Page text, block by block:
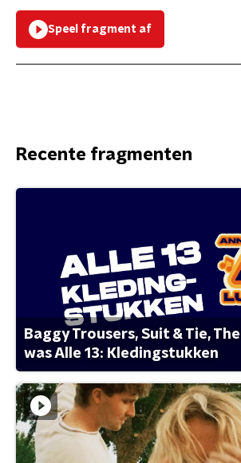
Speel fragment af
Recente fragmenten
Baggy Trousers, Suit & Tie,
was Alle 13: Kledingstukken